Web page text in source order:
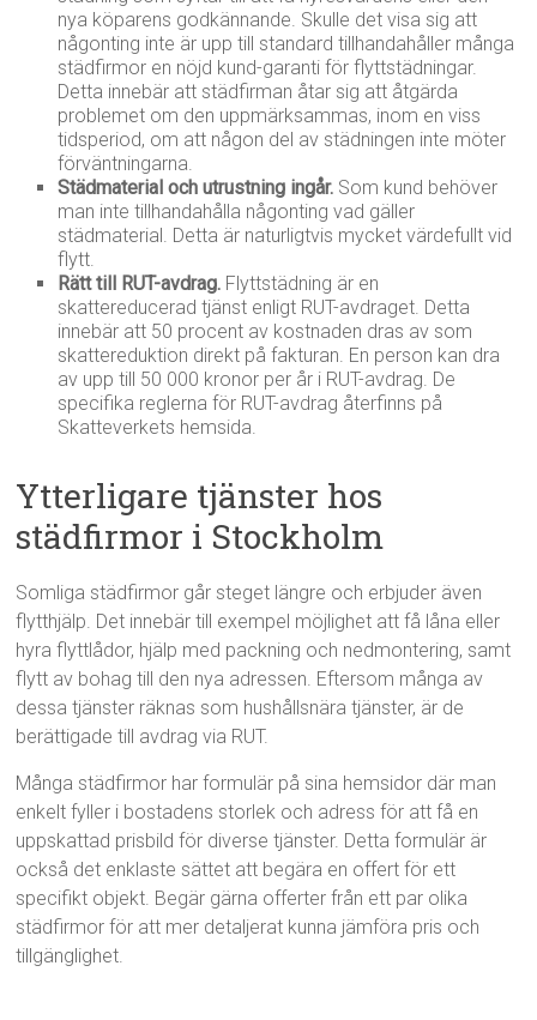
nya köparens godkännande. Skulle det visa sig att
någonting inte är upp till standard tillhandahåller många
städfirmor en nöjd kund-garanti för flyttstädningar.
Detta innebär att städfirman åtar sig att åtgärda
problemet om den uppmärksammas, inom en viss
tidsperiod, om att någon del av städningen inte möter
förväntningarna.
Städmaterial och utrustning ingår. Som kund behöver
man inte tillhandahålla någonting vad gäller
städmaterial. Detta är naturligtvis mycket värdefullt vid
flytt.
Rätt till RUT-avdrag. Flyttstädning är en
skattereducerad tjänst enligt RUT-avdraget. Detta
innebär att 50 procent av kostnaden dras av som
skattereduktion direkt på fakturan. En person kan dra
av upp till 50 000 kronor per år i RUT-avdrag. De
specifika reglerna för RUT-avdrag återfinns på
Skatteverkets hemsida.
Ytterligare tjänster hos
städfirmor i Stockholm
Somliga städfirmor går steget längre och erbjuder även
flytthjälp. Det innebär till exempel möjlighet att få låna eller
hyra flyttlådor, hjälp med packning och nedmontering, samt
flytt av bohag till den nya adressen. Eftersom många av
dessa tjänster räknas som hushållsnära tjänster, är de
berättigade till avdrag via RUT.
Många städfirmor har formulär på sina hemsidor där man
enkelt fyller i bostadens storlek och adress för att få en
uppskattad prisbild för diverse tjänster. Detta formulär är
också det enklaste sättet att begära en offert för ett
specifikt objekt. Begär gärna offerter från ett par olika
städfirmor för att mer detaljerat kunna jämföra pris och
tillgänglighet.